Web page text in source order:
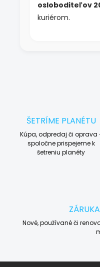
osloboditeľov
kuriérom.
ŠETRÍME PLANÉTU
Kúpa, odpredaj či oprava
spoločne prispejeme k
šetreniu planéty
Nové, používané či